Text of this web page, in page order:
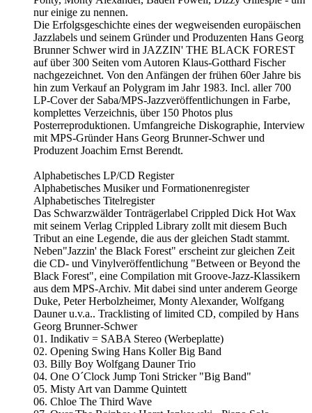
nur einige zu nennen.
Die Erfolgsgeschichte eines der wegweisenden europäischen
Jazzlabels und seinem Gründer und Produzenten Hans Georg
Brunner Schwer wird in JAZZIN' THE BLACK FOREST
auf über 300 Seiten vom Autoren Klaus-Gotthard Fischer
nachgezeichnet. Von den Anfängen der frühen 60er Jahre bis
hin zum Verkauf an Polygram im Jahr 1983. Incl. aller 700
LP-Cover der Saba/MPS-Jazzveröffentlichungen in Farbe,
komplettes Verzeichnis, über 150 Photos plus
Posterreproduktionen. Umfangreiche Diskographie, Interview
mit MPS-Gründer Hans Georg Brunner-Schwer und
Produzent Joachim Ernst Berendt.
Alphabetisches LP/CD Register
Alphabetisches Musiker und Formationenregister
Alphabetisches Titelregister
Das Schwarzwälder Tonträgerlabel Crippled Dick Hot Wax
mit seinem Verlag Crippled Library zollt mit diesem Buch
Tribut an eine Legende, die aus der gleichen Stadt stammt.
Neben"Jazzin' the Black Forest" erscheint zur gleichen Zeit
die CD- und Vinylveröffentlichung "Between or Beyond the
Black Forest", eine Compilation mit Groove-Jazz-Klassikern
aus dem MPS-Archiv. Mit dabei sind unter anderem George
Duke, Peter Herbolzheimer, Monty Alexander, Wolfgang
Dauner u.v.a.. Tracklisting of limited CD, compiled by Hans
Georg Brunner-Schwer
01. Indikativ = SABA Stereo (Werbeplatte)
02. Opening Swing Hans Koller Big Band
03. Billy Boy Wolfgang Dauner Trio
04. One O´Clock Jump Toni Stricker "Big Band"
05. Misty Art van Damme Quintett
06. Chloe The Third Wave